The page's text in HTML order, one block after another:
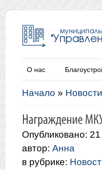
О нас
Начало » Новости
Опубликовано:
автор: Анна
в рубрике: